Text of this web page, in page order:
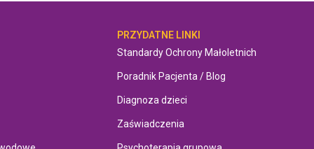
PRZYDATNE LINKI
Standardy Ochrony Małoletnich
Poradnik Pacjenta / Blog
Diagnoza dzieci
Zaświadczenia